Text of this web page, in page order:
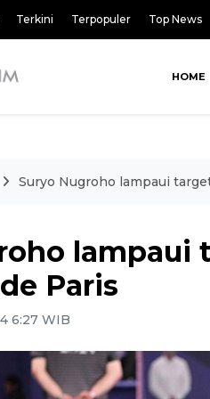
Terkini Terpopuler Top News
HOME
Suryo Nugroho lampaui
lampaui
Paris
6:27 WIB